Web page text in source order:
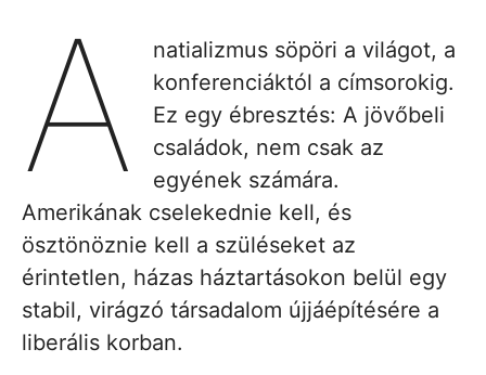
A
natializmus söpöri a világot, a
konferenciáktól a címsorokig.
Ez egy ébresztés: A jövőbeli
családok, nem csak az
egyének számára.
Amerikának cselekednie kell, és
ösztönöznie kell a szüléseket az
érintetlen, házas háztartásokon belül egy
stabil, virágzó társadalom újjáépítésére a
liberális korban.